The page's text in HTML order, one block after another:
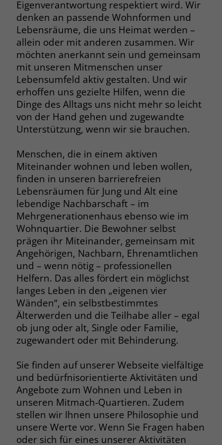
Eigenverantwortung respektiert wird. Wir
denken an passende Wohnformen und
Lebensräume, die uns Heimat werden –
allein oder mit anderen zusammen. Wir
möchten anerkannt sein und gemeinsam
mit unseren Mitmenschen unser
Lebensumfeld aktiv gestalten. Und wir
erhoffen uns gezielte Hilfen, wenn die
Dinge des Alltags uns nicht mehr so leicht
von der Hand gehen und zugewandte
Unterstützung, wenn wir sie brauchen.
Menschen, die in einem aktiven
Miteinander wohnen und leben wollen,
finden in unseren barrierefreien
Lebensräumen für Jung und Alt eine
lebendige Nachbarschaft – im
Mehrgenerationenhaus ebenso wie im
Wohnquartier. Die Bewohner selbst
prägen ihr Miteinander, gemeinsam mit
Angehörigen, Nachbarn, Ehrenamtlichen
und – wenn nötig – professionellen
Helfern. Das alles fördert ein möglichst
langes Leben in den „eigenen vier
Wänden“, ein selbstbestimmtes
Älterwerden und die Teilhabe aller – egal
ob jung oder alt, Single oder Familie,
zugewandert oder mit Behinderung.
Sie finden auf unserer Webseite vielfältige
und bedürfnisorientierte Aktivitäten und
Angebote zum Wohnen und Leben in
unseren Mitmach-Quartieren. Zudem
stellen wir Ihnen unsere Philosophie und
unsere Werte vor. Wenn Sie Fragen haben
oder sich für eines unserer Aktivitäten
Name PHPSESSID
Anbieter stiftung-liebenau.de
Laufzeit Session
Zweck
Behält die Zustände des Benutzers bei
allen Seitenanfragen bei.
Name cookie_optin
Anbieter www.stiftung-liebenau.de
Laufzeit
Zweck
Behält die Zustimmung des Benutzers
zum Cookie Opt-In
Name __cf_bm
Anbieter .fonts.net
Laufzeit 30 Minuten
Zweck
This cookie, set by Cloudflare, is used to
support Cloudflare Bot Management.
Name JSessionID
Anbieter jobs.stiftung-liebenau.de
Laufzeit Session
Zweck
Behält die Zustände des Benutzers bei
allen Seitenanfragen bei.
Zweck
Browsers und die Einstellungen
exklusiv für diese Website zu speichern.
Dadurch wird gewährleistet, dass
Aktionen, die bei späteren Besuchen
derselben Website durchgeführt
werden, mit derselben
Benutzerkennung verknüpft werden.
Name _clsk
Anbieter www.clarity.ms
Laufzeit 1 Jahr
Zweck
Microsoft Clarity setzt dieses Cookie,
um die Seitenaufrufe eines Benutzers
zu speichern und in einer einzigen
Sitzungsaufzeichnung
zusammenzufassen.
Name _gcl_au
Anbieter Google Ads
Laufzeit 90 Tage
Zweck Enthält eine zufallsgenerierte User-ID.
Name _gcl_aw
Anbieter Google Ads
Laufzeit 90 Tage
Dieses Cookie wird gesetzt, wenn ein
User über einen Klick auf eine Google
Werbeanzeige auf die Website gelangt.
Es enthält Informationen darüber,